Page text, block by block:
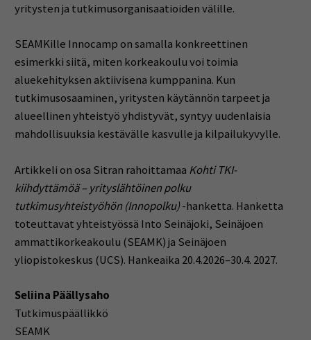
yritysten ja tutkimusorganisaatioiden välille.
SEAMKille Innocamp on samalla konkreettinen
esimerkki siitä, miten korkeakoulu voi toimia
aluekehityksen aktiivisena kumppanina. Kun
tutkimusosaaminen, yritysten käytännön tarpeet ja
alueellinen yhteistyö yhdistyvät, syntyy uudenlaisia
mahdollisuuksia kestävälle kasvulle ja kilpailukyvylle.
Artikkeli on osa Sitran rahoittamaa Kohti TKI-
kiihdyttämöä – yrityslähtöinen polku
tutkimusyhteistyöhön (Innopolku)-hanketta. Hanketta
toteuttavat yhteistyössä Into Seinäjoki, Seinäjoen
ammattikorkeakoulu (SEAMK) ja Seinäjoen
yliopistokeskus (UCS). Hankeaika 20.4.2026–30.4. 2027.
Seliina Päällysaho
Tutkimuspäällikkö
SEAMK